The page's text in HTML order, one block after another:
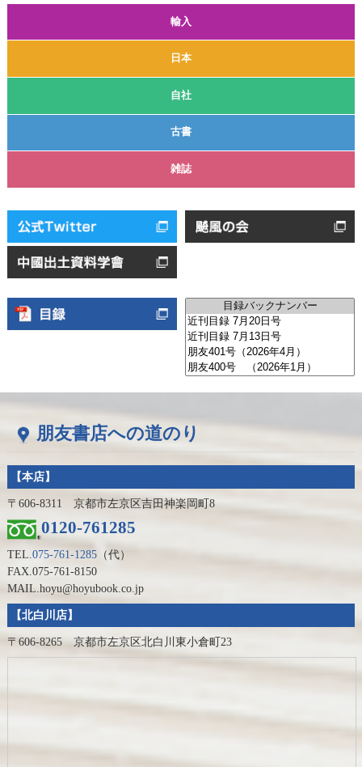
輸入
日本
自社
古書
雑誌
朋友書店への道のり
【本店】
〒606-8311 京都市左京区吉田神楽岡町8
0120-761285
TEL.075-761-1285（代）
FAX.075-761-8150
MAIL.hoyu@hoyubook.co.jp
【北白川店】
〒606-8265 京都市左京区北白川東小倉町23